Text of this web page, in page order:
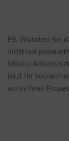
P.S. Wussten
nicht nur
höhere
jetzt Ihr
wo in Ihren